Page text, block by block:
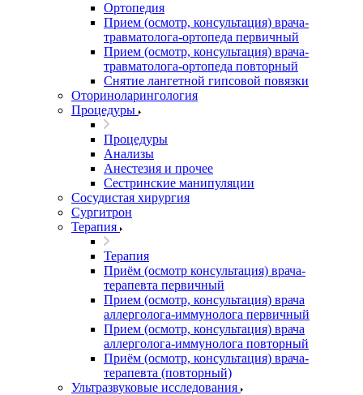
Ортопедия
Прием (осмотр, консультация) врача-
травматолога-ортопеда первичный
Прием (осмотр, консультация) врача-
травматолога-ортопеда повторный
Снятие лангетной гипсовой повязки
Оториноларингология
Процедуры
Процедуры
Анализы
Анестезия и прочее
Сестринские манипуляции
Сосудистая хирургия
Сургитрон
Терапия
Терапия
Приём (осмотр консультация) врача-
терапевта первичный
Прием (осмотр, консультация) врача
аллерголога-иммунолога первичный
Прием (осмотр, консультация) врача
аллерголога-иммунолога повторный
Приём (осмотр, консультация) врача-
терапевта (повторный)
Ультразвуковые исследования